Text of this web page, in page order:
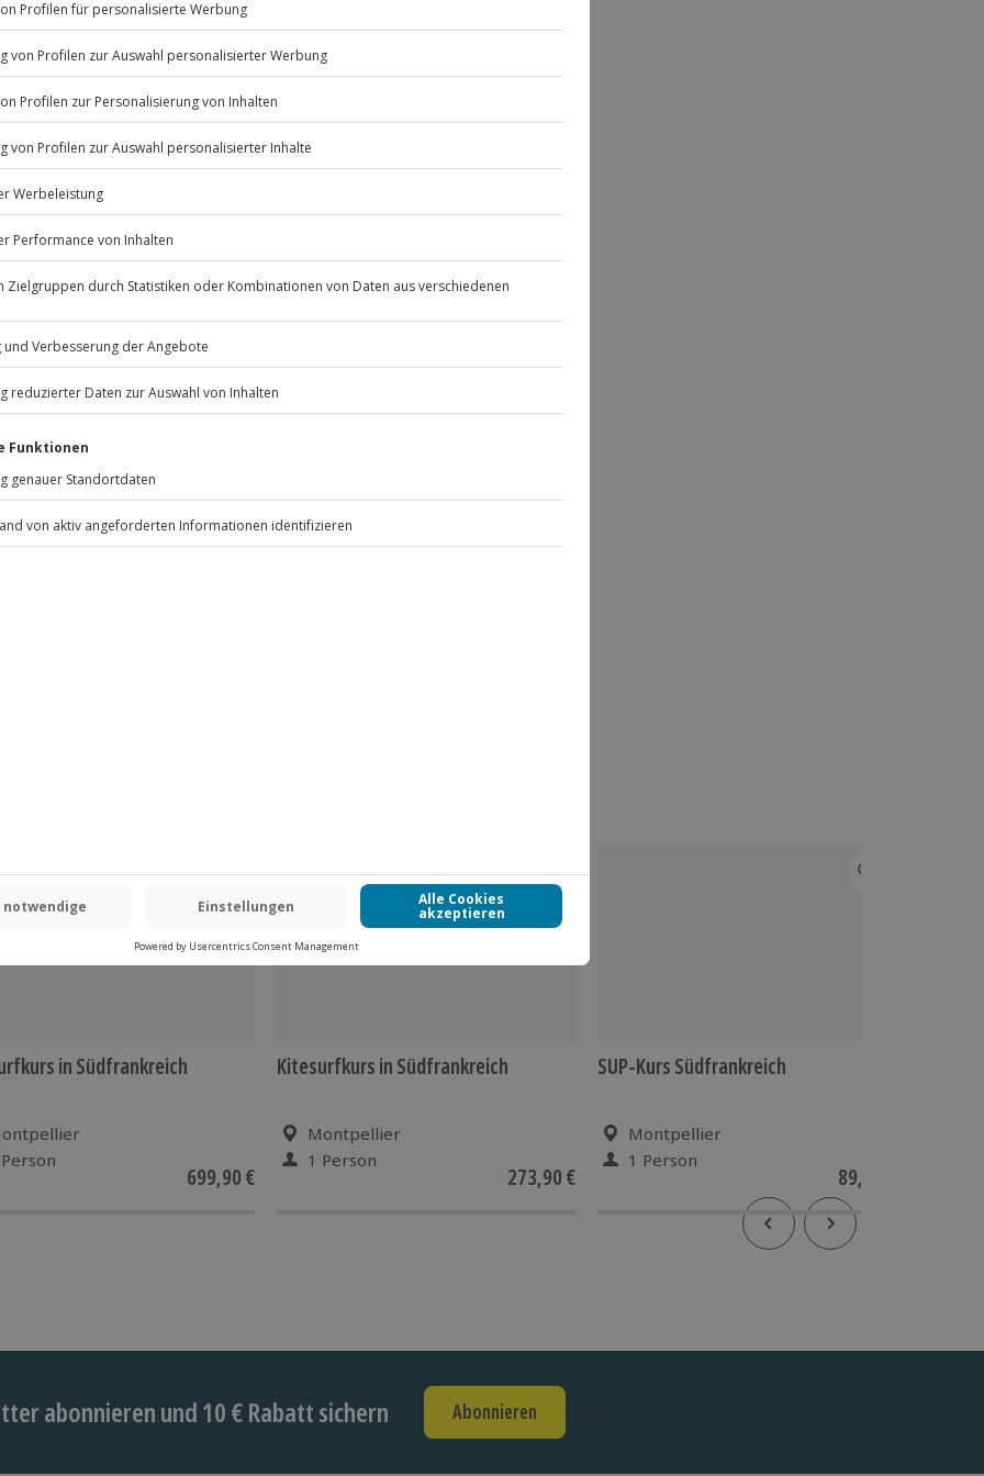
verfügbar.
nicht möglich
das Erlebnis verschoben (die
Listenansicht
© OpenStreetMaps
Jochen SchweizerGmbH
81671 München
außer an bundesweiten
in Südfrankreich
699,90 €
Kitesurfkurs in Südfrankreich
Montpellier
1 Person
273,90 €
SUP-Kurs Südfrankreich
Montpellier
1 Person
89,90 €
abonnieren und 10 € Rabatt sichern Abonnieren